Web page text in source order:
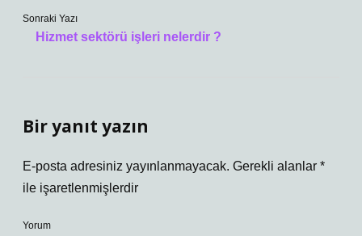
Sonraki Yazı
Hizmet sektörü işleri nelerdir ?
Bir yanıt yazın
E-posta adresiniz yayınlanmayacak. Gerekli alanlar *
ile işaretlenmişlerdir
Yorum